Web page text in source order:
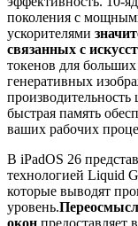
поколения с
ускорителями
связанных с
токенов для
генеративных
производительность
быстрая память
ваших рабочих
В iPadOS 26
технологией Liquid
которые выводят
уровень.
окон предоставляет